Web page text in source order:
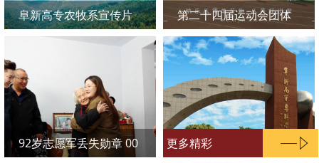
阜新高专农牧系宣传片
第二十四届运动会团体
操片段（尊巴舞+恋爱告
92岁志愿军丢失勋章 00
更多精彩